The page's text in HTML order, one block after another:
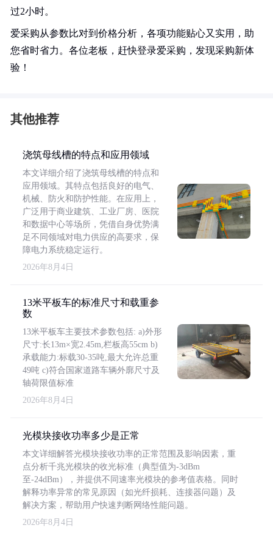
过2小时。
爱采购从参数比对到价格分析，各项功能贴心又实用，助
您省时省力。各位老板，赶快登录爱采购，发现采购新体
验！
其他推荐
浇筑母线槽的特点和应用领域
本文详细介绍了浇筑母线槽的特点和
应用领域。其特点包括良好的电气、
机械、防火和防护性能。在应用上，
广泛用于商业建筑、工业厂房、医院
和数据中心等场所，凭借自身优势满
足不同领域对电力供应的高要求，保
障电力系统稳定运行。
2026年8月4日
13米平板车的标准尺寸和载重参
数
13米平板车主要技术参数包括: a)外形
尺寸:长13m×宽2.45m,栏板高55cm b)
承载能力:标载30-35吨,最大允许总重
49吨 c)符合国家道路车辆外廓尺寸及
轴荷限值标准
2026年8月4日
光模块接收功率多少是正常
本文详细解答光模块接收功率的正常范围及影响因素，重
点分析千兆光模块的收光标准（典型值为-3dBm
至-24dBm），并提供不同速率光模块的参考值表格。同时
解释功率异常的常见原因（如光纤损耗、连接器问题）及
解决方案，帮助用户快速判断网络性能问题。
2026年8月4日